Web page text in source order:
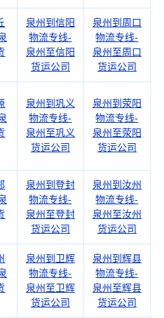
泉州到信阳
物流专线-
泉州至信阳
货运公司
泉州到周口
物流专线-
泉州至周口
货运公司
泉州到巩义
物流专线-
泉州至巩义
货运公司
泉州到荥阳
物流专线-
泉州至荥阳
货运公司
泉州到登封
物流专线-
泉州至登封
货运公司
泉州到汝州
物流专线-
泉州至汝州
货运公司
泉州到卫辉
物流专线-
泉州至卫辉
货运公司
泉州到辉县
物流专线-
泉州至辉县
货运公司